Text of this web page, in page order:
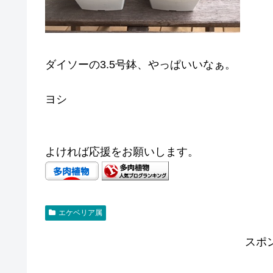
ダイソーの3.5号鉢、やっぱいいなぁ。
ヨシ
よければ応援をお願いします。
エケベリア属
スポ